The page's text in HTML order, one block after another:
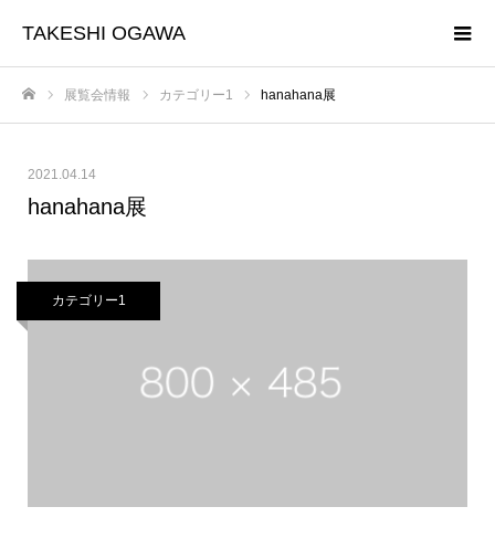
TAKESHI OGAWA
展覧会情報 カテゴリー1 hanahana展
2021.04.14
hanahana展
カテゴリー1